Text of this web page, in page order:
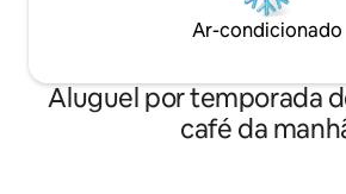
Ar-condicionado
Aluguel por temporada
café da